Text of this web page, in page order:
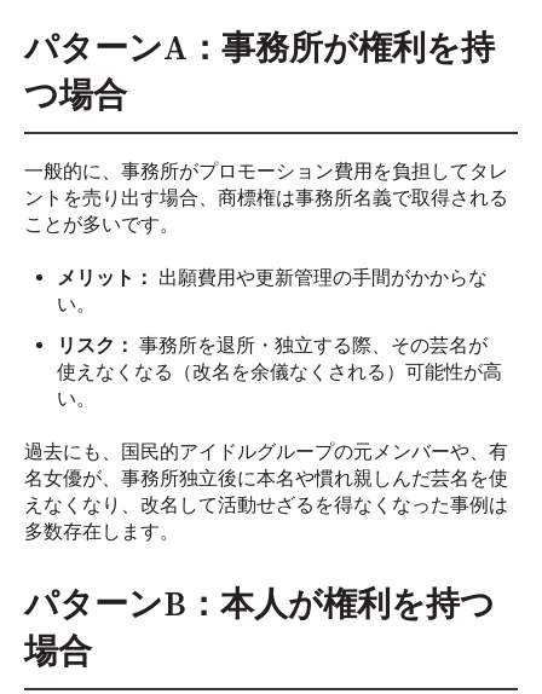
パターンA：事務所が権利を持
つ場合
一般的に、事務所がプロモーション費用を負担してタレ
ントを売り出す場合、商標権は事務所名義で取得される
ことが多いです。
メリット： 出願費用や更新管理の手間がかからな
い。
リスク： 事務所を退所・独立する際、その芸名が
使えなくなる（改名を余儀なくされる）可能性が高
い。
過去にも、国民的アイドルグループの元メンバーや、有
名女優が、事務所独立後に本名や慣れ親しんだ芸名を使
えなくなり、改名して活動せざるを得なくなった事例は
多数存在します。
パターンB：本人が権利を持つ
場合